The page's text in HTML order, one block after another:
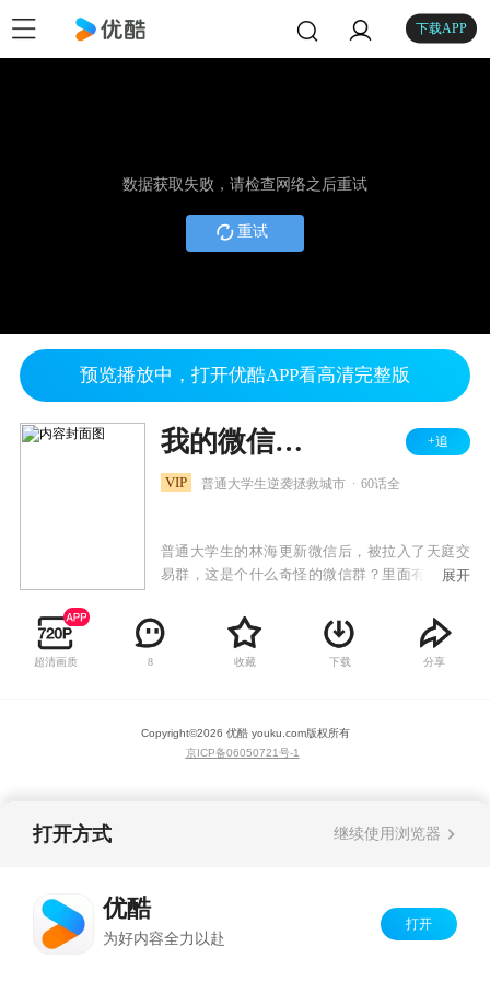
下载APP
数据获取失败，请检查网络之后重试
重试
预览播放中，打开优酷APP看高清完整版
我的微信连三界 第三季 +追
VIP 普通大学生逆袭拯救城市 60话全
普通大学生的林海更新微信后，被拉入了天庭交
易群，这是个什么奇怪的微信群？里面有人叫孙
都是骗子吧？但是让林海想不到的是，他们居然
可以交易各种神丹妙药，还有绝世武功秘籍！让
林海从个普通平凡的大学生，摇身一变成为救世
展开
超清画质 8 收藏 下载 分享
Copyright©2026 优酷 youku.com版权所有
京ICP备06050721号-1
打开方式 继续使用浏览器
优酷
为好内容全力以赴
打开